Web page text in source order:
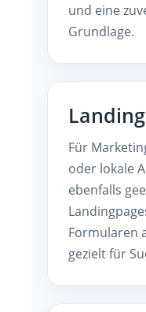
und eine
Grundlage.
Für
oder lokale
ebenfalls
Formularen
gezielt für